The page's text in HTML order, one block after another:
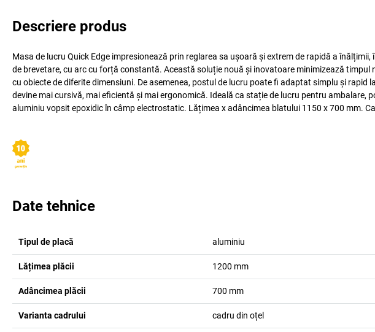
Descriere produs
Masa de lucru Quick Edge impresionează prin reglarea sa ușoară și extrem de rapidă a
de brevetare, cu arc cu forță constantă. Această soluție nouă și inovatoare minimizează
cu obiecte de diferite dimensiuni. De asemenea, postul de lucru poate fi adaptat simplu și rapid
devine mai cursivă, mai eficientă și mai ergonomică. Ideală ca stație de lucru pentru ambalare,
aluminiu vopsit epoxidic în câmp electrostatic. Lățimea x adâncimea blatului 1150 x 700 mm.
Date tehnice
Tipul de placă aluminiu
Lățimea plăcii 1200 mm
Adâncimea plăcii 700 mm
Varianta cadrului cadru din oțel